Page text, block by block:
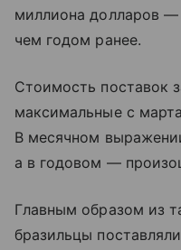
миллиона долларов
чем годом ранее.
Стоимость поставок
максимальные с
В месячном
а в годовом —
Главным образом из
бразильцы